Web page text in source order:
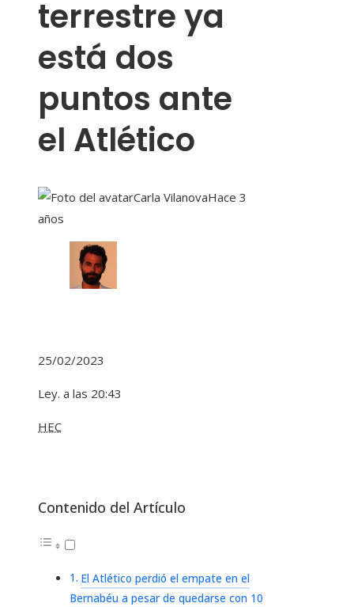
terrestre ya
está dos
puntos ante
el Atlético
Carla VilanovaHace 3
años
25/02/2023
Ley. a las 20:43
HEC
Contenido del Artículo
El Atlético perdió el empate en el
Bernabéu a pesar de quedarse con 10